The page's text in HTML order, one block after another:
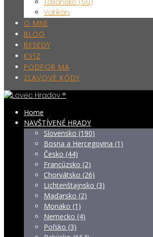
Taliansko (59)
Vatikán
O MNE
BLOG
BESEDY
KVÍZ
PODPOR MA
ZĽAVOVÉ KÓDY
Home
NAVŠTÍVENÉ HRADY
Slovensko (190)
Bosna a Hercegovina (1)
Česko (44)
Francúzsko (2)
Chorvátsko (26)
Lichtenštajnsko (3)
Maďarsko (2)
Monako (1)
Nemecko (4)
Poľsko (3)